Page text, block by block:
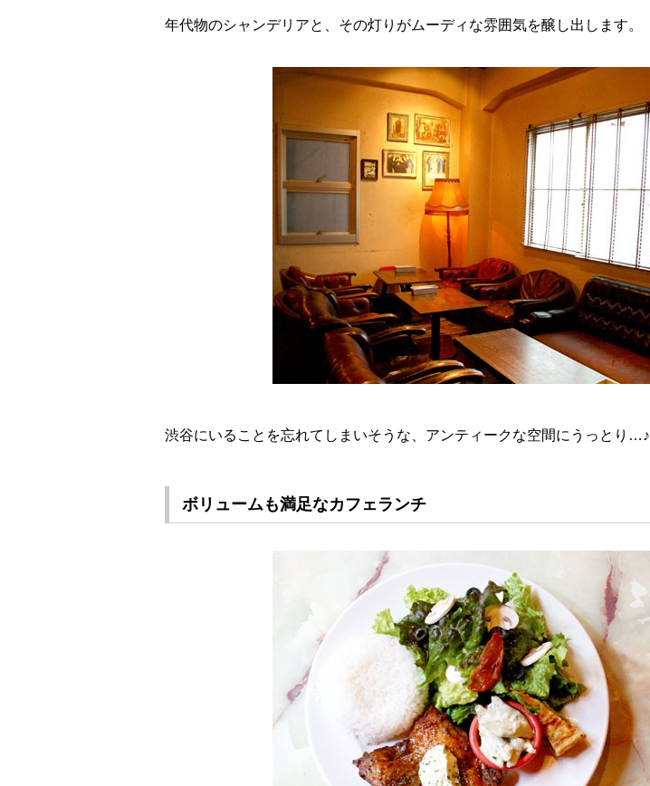
年代物のシャンデリアと、その灯りがムーディな雰囲気を醸し出します。
渋谷にいることを忘れてしまいそうな、アンティークな空間にうっとり…♪
ボリュームも満足なカフェランチ